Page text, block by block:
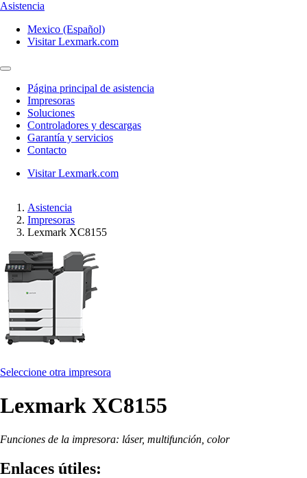
Asistencia
Mexico (Español)
Visitar Lexmark.com
Página principal de asistencia
Impresoras
Soluciones
Controladores y descargas
Garantía y servicios
Contacto
Visitar Lexmark.com
Asistencia
Impresoras
Lexmark XC8155
Seleccione otra impresora
Lexmark XC8155
Funciones de la impresora: láser, multifunción, color
Enlaces útiles: